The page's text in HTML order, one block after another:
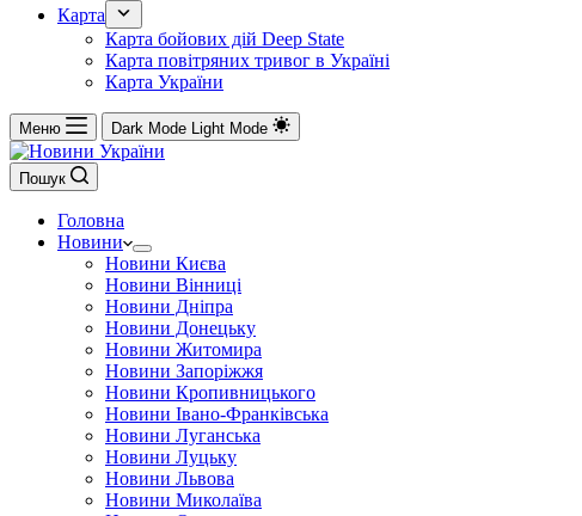
Карта
Карта бойових дій Deep State
Карта повітряних тривог в Україні
Карта України
Меню Dark Mode Light Mode
Пошук
Головна
Новини
Новини Києва
Новини Вінниці
Новини Дніпра
Новини Донецьку
Новини Житомира
Новини Запоріжжя
Новини Кропивницького
Новини Івано-Франківська
Новини Луганська
Новини Луцьку
Новини Львова
Новини Миколаїва